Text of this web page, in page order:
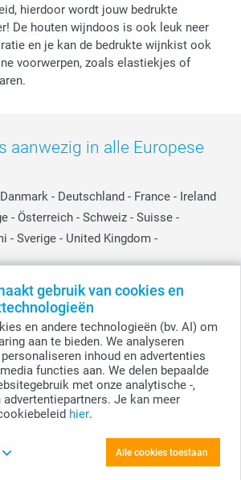
gebruik van cookies en
en andere technologieën (bv. AI) om
aan te bieden. We analyseren
inhoud en advertenties
functies aan. We delen bepaalde
met onze analytische -,
Je kan meer
hier.
Alle cookies toestaan
hierdoor wordt jouw bedrukte
De houten wijndoos is ook leuk neer
en je kan de bedrukte wijnkist ook
voorwerpen, zoals elastiekjes of
aanwezig in alle Europese
Danmark - Deutschland - France - Ireland
- Österreich - Schweiz - Suisse -
- Sverige - United Kingdom -
Alle rechten voorbehouden.Disclaimer
(€) inclusief BTW en exclusief verzendkosten.